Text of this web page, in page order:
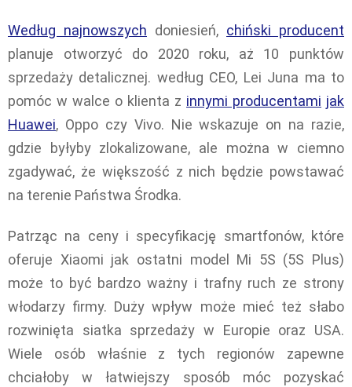
Według najnowszych doniesień, chiński producent
planuje otworzyć do 2020 roku, aż 10 punktów
sprzedaży detalicznej. według CEO, Lei Juna ma to
pomóc w walce o klienta z innymi producentami jak
Huawei, Oppo czy Vivo. Nie wskazuje on na razie,
gdzie byłyby zlokalizowane, ale można w ciemno
zgadywać, że większość z nich będzie powstawać
na terenie Państwa Środka.
Patrząc na ceny i specyfikację smartfonów, które
oferuje Xiaomi jak ostatni model Mi 5S (5S Plus)
może to być bardzo ważny i trafny ruch ze strony
włodarzy firmy. Duży wpływ może mieć też słabo
rozwinięta siatka sprzedaży w Europie oraz USA.
Wiele osób właśnie z tych regionów zapewne
chciałoby w łatwiejszy sposób móc pozyskać